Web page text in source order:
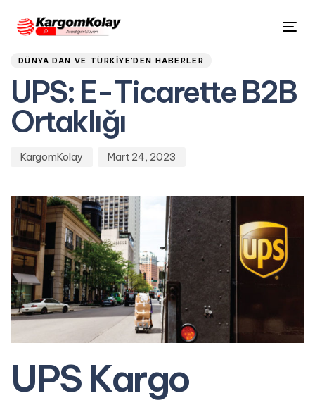
PUBLISHED
IN:
DÜNYA'DAN VE TÜRKIYE'DEN HABERLER
UPS: E-Ticarette B2B
Ortaklığı
Author
KargomKolay
Published
on:
Mart 24, 2023
UPS Kargo